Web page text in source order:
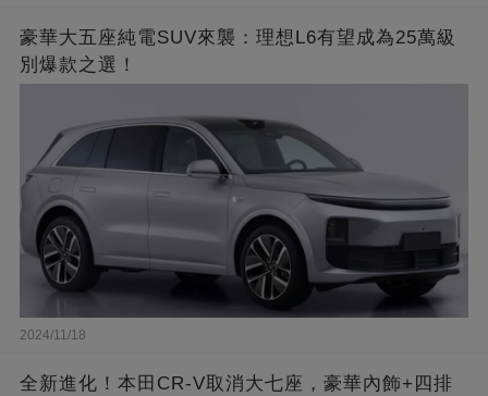
豪華大五座純電SUV來襲：理想L6有望成為25萬級
別爆款之選！
2024/11/18
全新進化！本田CR-V取消大七座，豪華內飾+四排